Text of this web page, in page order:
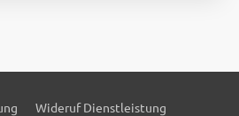
Wideruf Dienstleistung